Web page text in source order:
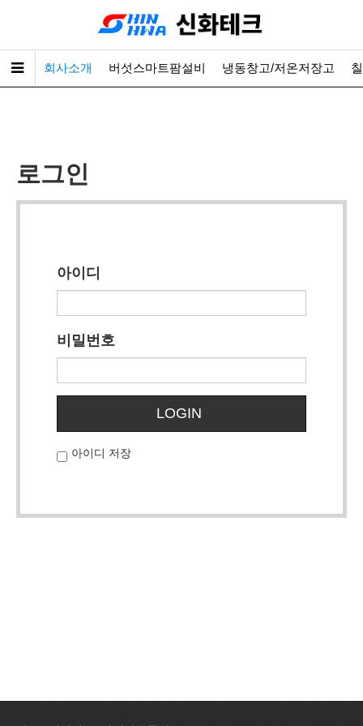
회사소개 버섯스마트팜설비 냉동창고/저온저장고
로그인
아이디
비밀번호
LOGIN
아이디 저장